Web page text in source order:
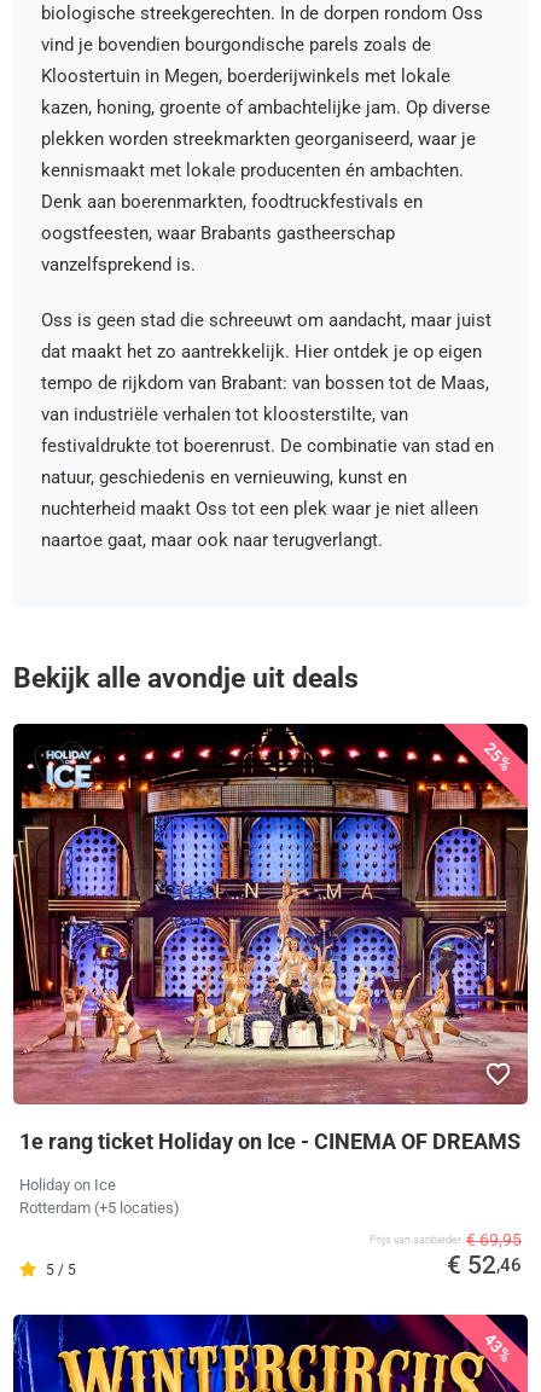
biologische streekgerechten. In de dorpen rondom Oss
vind je bovendien bourgondische parels zoals de
Kloostertuin in Megen, boerderijwinkels met lokale
kazen, honing, groente of ambachtelijke jam. Op diverse
plekken worden streekmarkten georganiseerd, waar je
kennismaakt met lokale producenten én ambachten.
Denk aan boerenmarkten, foodtruckfestivals en
oogstfeesten, waar Brabants gastheerschap
vanzelfsprekend is.
Oss is geen stad die schreeuwt om aandacht, maar juist
dat maakt het zo aantrekkelijk. Hier ontdek je op eigen
tempo de rijkdom van Brabant: van bossen tot de Maas,
van industriële verhalen tot kloosterstilte, van
festivaldrukte tot boerenrust. De combinatie van stad en
natuur, geschiedenis en vernieuwing, kunst en
nuchterheid maakt Oss tot een plek waar je niet alleen
naartoe gaat, maar ook naar terugverlangt.
Bekijk alle avondje uit deals
25%
1e rang ticket Holiday on Ice - CINEMA OF DREAMS
Holiday on Ice
Rotterdam (+5 locaties)
5 / 5
Prijs van aanbieder € 69,95
€ 52,46
43%